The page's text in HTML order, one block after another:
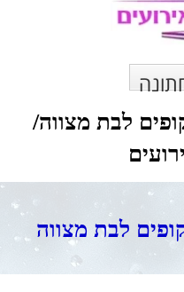
לבת מצווה/
לבת מצווה